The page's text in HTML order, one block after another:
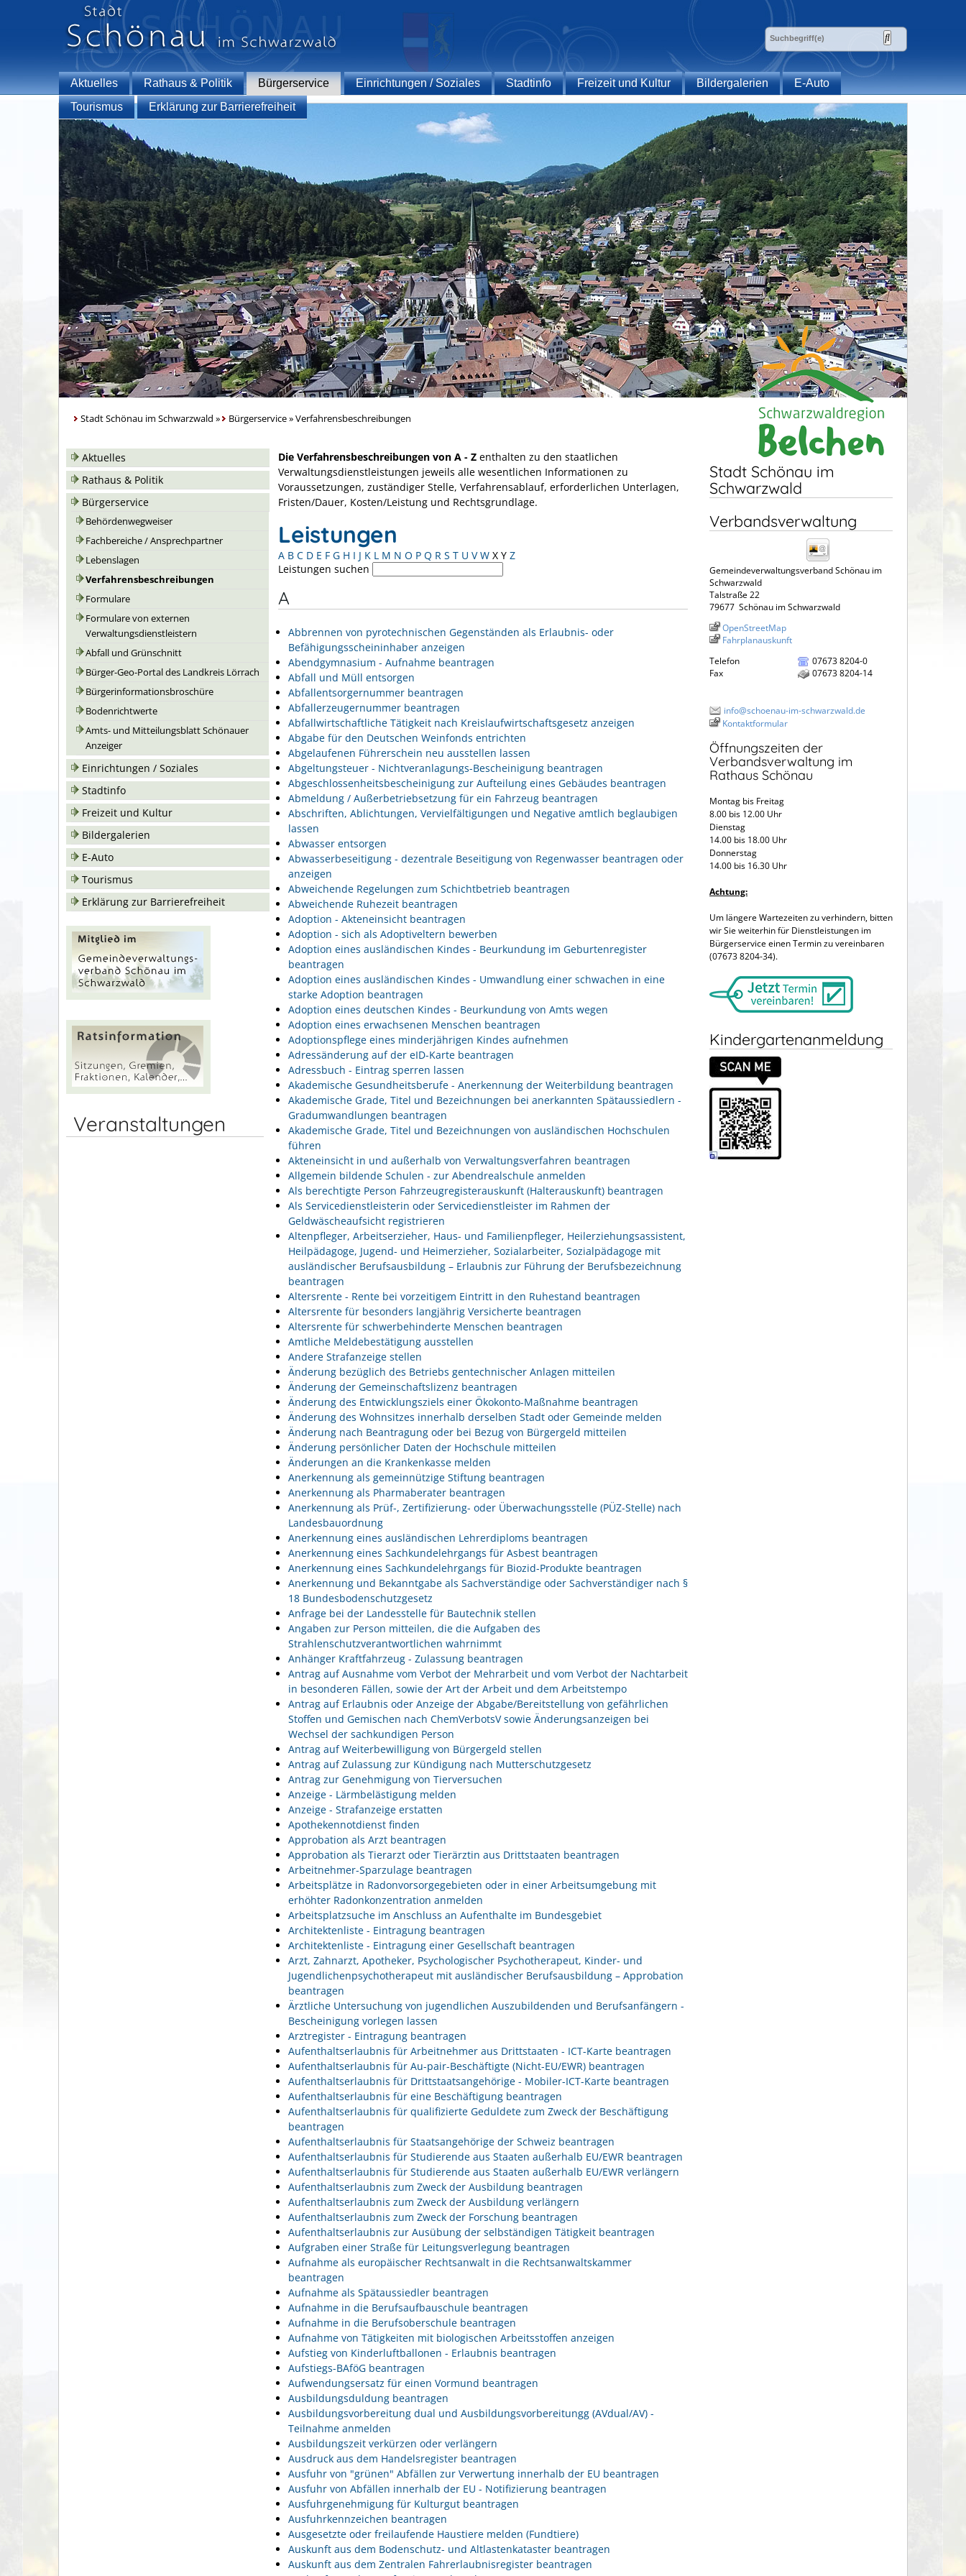
Aktuelles Rathaus & Politik Bürgerservice Einrichtungen / Soziales Stadtinfo Freizeit und Kultur Bildergalerien
E-Auto
Tourismus
Erklärung zur Barrierefreiheit
Stadt Schönau im Schwarzwald » Bürgerservice»Verfahrensbeschreibungen
Aktuelles
Rathaus & Politik
Bürgerservice
Behördenwegweiser
Fachbereiche / Ansprechpartner
Lebenslagen
Verfahrensbeschreibungen
Formulare
Formulare von externen
Verwaltungsdienstleistern
Abfall und Grünschnitt
Bürger-Geo-Portal des Landkreis Lörrach
Bürgerinformationsbroschüre
Bodenrichtwerte
Amts- und Mitteilungsblatt Schönauer
Anzeiger
Einrichtungen / Soziales
Stadtinfo
Freizeit und Kultur
Bildergalerien
E-Auto
Tourismus
Erklärung zur Barrierefreiheit
Veranstaltungen
Die Verfahrensbeschreibungen von A - Z enthalten zu den staatlichen
Verwaltungsdienstleistungen jeweils alle wesentlichen Informationen zu
Voraussetzungen, zuständiger Stelle, Verfahrensablauf, erforderlichen Unterlagen,
Fristen/Dauer, Kosten/Leistung und Rechtsgrundlage.
Leistungen
A B C D E F G H I J K L M N O P Q R S T U V W X Y Z
Leistungen suchen
A
Abbrennen von pyrotechnischen Gegenständen als Erlaubnis- oder
Befähigungsscheininhaber anzeigen
Abendgymnasium - Aufnahme beantragen
Abfall und Müll entsorgen
Abfallentsorgernummer beantragen
Abfallerzeugernummer beantragen
Abfallwirtschaftliche Tätigkeit nach Kreislaufwirtschaftsgesetz anzeigen
Abgabe für den Deutschen Weinfonds entrichten
Abgelaufenen Führerschein neu ausstellen lassen
Abgeltungsteuer - Nichtveranlagungs-Bescheinigung beantragen
Abgeschlossenheitsbescheinigung zur Aufteilung eines Gebäudes beantragen
Abmeldung / Außerbetriebsetzung für ein Fahrzeug beantragen
Abschriften, Ablichtungen, Vervielfältigungen und Negative amtlich beglaubigen
lassen
Abwasser entsorgen
Abwasserbeseitigung - dezentrale Beseitigung von Regenwasser beantragen oder
anzeigen
Abweichende Regelungen zum Schichtbetrieb beantragen
Abweichende Ruhezeit beantragen
Adoption - Akteneinsicht beantragen
Adoption - sich als Adoptiveltern bewerben
Adoption eines ausländischen Kindes - Beurkundung im Geburtenregister
beantragen
Adoption eines ausländischen Kindes - Umwandlung einer schwachen in eine
starke Adoption beantragen
Adoption eines deutschen Kindes - Beurkundung von Amts wegen
Adoption eines erwachsenen Menschen beantragen
Adoptionspflege eines minderjährigen Kindes aufnehmen
Adressänderung auf der eID-Karte beantragen
Adressbuch - Eintrag sperren lassen
Akademische Gesundheitsberufe - Anerkennung der Weiterbildung beantragen
Akademische Grade, Titel und Bezeichnungen bei anerkannten Spätaussiedlern -
Gradumwandlungen beantragen
Akademische Grade, Titel und Bezeichnungen von ausländischen Hochschulen
führen
Akteneinsicht in und außerhalb von Verwaltungsverfahren beantragen
Allgemein bildende Schulen - zur Abendrealschule anmelden
Als berechtigte Person Fahrzeugregisterauskunft (Halterauskunft) beantragen
Als Servicedienstleisterin oder Servicedienstleister im Rahmen der
Geldwäscheaufsicht registrieren
Altenpfleger, Arbeitserzieher, Haus- und Familienpfleger, Heilerziehungsassistent,
Heilpädagoge, Jugend- und Heimerzieher, Sozialarbeiter, Sozialpädagoge mit
ausländischer Berufsausbildung – Erlaubnis zur Führung der Berufsbezeichnung
beantragen
Altersrente - Rente bei vorzeitigem Eintritt in den Ruhestand beantragen
Altersrente für besonders langjährig Versicherte beantragen
Altersrente für schwerbehinderte Menschen beantragen
Amtliche Meldebestätigung ausstellen
Andere Strafanzeige stellen
Änderung bezüglich des Betriebs gentechnischer Anlagen mitteilen
Änderung der Gemeinschaftslizenz beantragen
Änderung des Entwicklungsziels einer Ökokonto-Maßnahme beantragen
Änderung des Wohnsitzes innerhalb derselben Stadt oder Gemeinde melden
Änderung nach Beantragung oder bei Bezug von Bürgergeld mitteilen
Änderung persönlicher Daten der Hochschule mitteilen
Änderungen an die Krankenkasse melden
Anerkennung als gemeinnützige Stiftung beantragen
Anerkennung als Pharmaberater beantragen
Anerkennung als Prüf-, Zertifizierung- oder Überwachungsstelle (PÜZ-Stelle) nach
Landesbauordnung
Anerkennung eines ausländischen Lehrerdiploms beantragen
Anerkennung eines Sachkundelehrgangs für Asbest beantragen
Anerkennung eines Sachkundelehrgangs für Biozid-Produkte beantragen
Anerkennung und Bekanntgabe als Sachverständige oder Sachverständiger nach §
18 Bundesbodenschutzgesetz
Anfrage bei der Landesstelle für Bautechnik stellen
Angaben zur Person mitteilen, die die Aufgaben des
Strahlenschutzverantwortlichen wahrnimmt
Anhänger Kraftfahrzeug - Zulassung beantragen
Antrag auf Ausnahme vom Verbot der Mehrarbeit und vom Verbot der Nachtarbeit
in besonderen Fällen, sowie der Art der Arbeit und dem Arbeitstempo
Antrag auf Erlaubnis oder Anzeige der Abgabe/Bereitstellung von gefährlichen
Stoffen und Gemischen nach ChemVerbotsV sowie Änderungsanzeigen bei
Wechsel der sachkundigen Person
Antrag auf Weiterbewilligung von Bürgergeld stellen
Antrag auf Zulassung zur Kündigung nach Mutterschutzgesetz
Antrag zur Genehmigung von Tierversuchen
Anzeige - Lärmbelästigung melden
Anzeige - Strafanzeige erstatten
Apothekennotdienst finden
Approbation als Arzt beantragen
Approbation als Tierarzt oder Tierärztin aus Drittstaaten beantragen
Arbeitnehmer-Sparzulage beantragen
Arbeitsplätze in Radonvorsorgegebieten oder in einer Arbeitsumgebung mit
erhöhter Radonkonzentration anmelden
Arbeitsplatzsuche im Anschluss an Aufenthalte im Bundesgebiet
Architektenliste - Eintragung beantragen
Architektenliste - Eintragung einer Gesellschaft beantragen
Arzt, Zahnarzt, Apotheker, Psychologischer Psychotherapeut, Kinder- und
Jugendlichenpsychotherapeut mit ausländischer Berufsausbildung – Approbation
beantragen
Ärztliche Untersuchung von jugendlichen Auszubildenden und Berufsanfängern -
Bescheinigung vorlegen lassen
Arztregister - Eintragung beantragen
Aufenthaltserlaubnis für Arbeitnehmer aus Drittstaaten - ICT-Karte beantragen
Aufenthaltserlaubnis für Au-pair-Beschäftigte (Nicht-EU/EWR) beantragen
Aufenthaltserlaubnis für Drittstaatsangehörige - Mobiler-ICT-Karte beantragen
Aufenthaltserlaubnis für eine Beschäftigung beantragen
Aufenthaltserlaubnis für qualifizierte Geduldete zum Zweck der Beschäftigung
beantragen
Aufenthaltserlaubnis für Staatsangehörige der Schweiz beantragen
Aufenthaltserlaubnis für Studierende aus Staaten außerhalb EU/EWR beantragen
Aufenthaltserlaubnis für Studierende aus Staaten außerhalb EU/EWR verlängern
Aufenthaltserlaubnis zum Zweck der Ausbildung beantragen
Aufenthaltserlaubnis zum Zweck der Ausbildung verlängern
Aufenthaltserlaubnis zum Zweck der Forschung beantragen
Aufenthaltserlaubnis zur Ausübung der selbständigen Tätigkeit beantragen
Aufgraben einer Straße für Leitungsverlegung beantragen
Aufnahme als europäischer Rechtsanwalt in die Rechtsanwaltskammer
beantragen
Aufnahme als Spätaussiedler beantragen
Aufnahme in die Berufsaufbauschule beantragen
Aufnahme in die Berufsoberschule beantragen
Aufnahme von Tätigkeiten mit biologischen Arbeitsstoffen anzeigen
Aufstieg von Kinderluftballonen - Erlaubnis beantragen
Aufstiegs-BAföG beantragen
Aufwendungsersatz für einen Vormund beantragen
Ausbildungsduldung beantragen
Ausbildungsvorbereitung dual und Ausbildungsvorbereitungg (AVdual/AV) -
Teilnahme anmelden
Ausbildungszeit verkürzen oder verlängern
Ausdruck aus dem Handelsregister beantragen
Ausfuhr von "grünen" Abfällen zur Verwertung innerhalb der EU beantragen
Ausfuhr von Abfällen innerhalb der EU - Notifizierung beantragen
Ausfuhrgenehmigung für Kulturgut beantragen
Ausfuhrkennzeichen beantragen
Ausgesetzte oder freilaufende Haustiere melden (Fundtiere)
Auskunft aus dem Bodenschutz- und Altlastenkataster beantragen
Auskunft aus dem Zentralen Fahrerlaubnisregister beantragen
Stadt Schönau im
Schwarzwald
Verbandsverwaltung
Gemeindeverwaltungsverband Schönau im
Schwarzwald
Talstraße 22
79677 Schönau im Schwarzwald
OpenStreetMap
Fahrplanauskunft
Telefon
07673 8204-0
Fax
07673 8204-14
info@schoenau-im-schwarzwald.de
Kontaktformular
Öffnungszeiten der
Verbandsverwaltung im
Rathaus Schönau
Montag bis Freitag
8.00 bis 12.00 Uhr
Dienstag
14.00 bis 18.00 Uhr
Donnerstag
14.00 bis 16.30 Uhr
Achtung:
Um längere Wartezeiten zu verhindern, bitten
wir Sie weiterhin für Dienstleistungen im
Bürgerservice einen Termin zu vereinbaren
(07673 8204-34).
Kindergartenanmeldung